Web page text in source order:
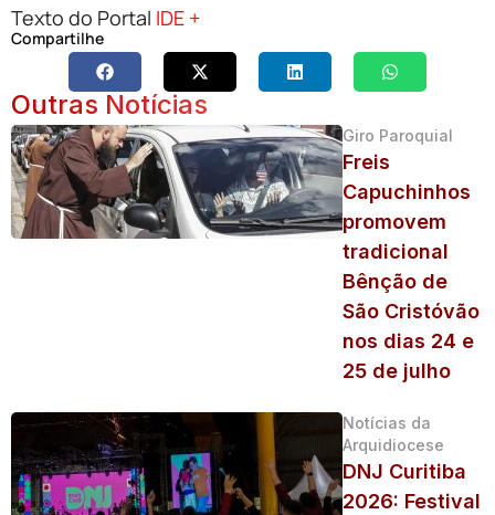
Texto do Portal IDE +
Compartilhe
Outras Notícias
Giro Paroquial
Freis
Capuchinhos
promovem
tradicional
Bênção de
São Cristóvão
nos dias 24 e
25 de julho
Notícias da
Arquidiocese
DNJ Curitiba
2026: Festival